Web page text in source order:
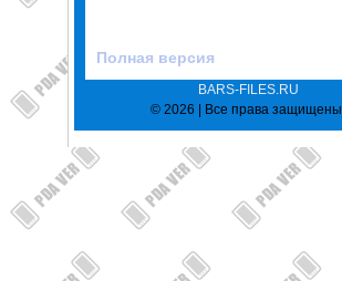
Полная версия
BARS-FILES.RU
© 2026 | Все права защищены.